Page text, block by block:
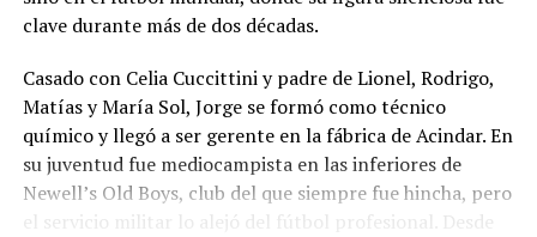
clave durante más de dos décadas.
Casado con Celia Cuccittini y padre de Lionel, Rodrigo,
Matías y María Sol, Jorge se formó como técnico
químico y llegó a ser gerente en la fábrica de Acindar. En
su juventud fue mediocampista en las inferiores de
Newell’s Old Boys, club del que siempre fue hincha, pero
el servicio militar lo alejó del fútbol profesional. Desde